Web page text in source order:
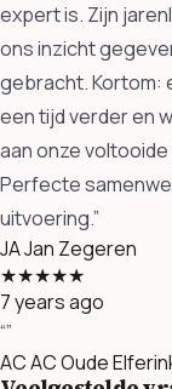
expert is. Zijn
ons inzicht
gebracht. Kortom:
een tijd verder en
aan onze
Perfecte
uitvoering.”
JAJan Zegeren
★★★★★
7 years ago
“”
ACAC Oude